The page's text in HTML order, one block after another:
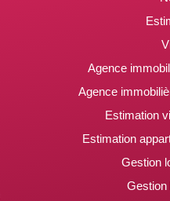
Agence
Agence
Estimation
Estimation
Gestion
Gestion